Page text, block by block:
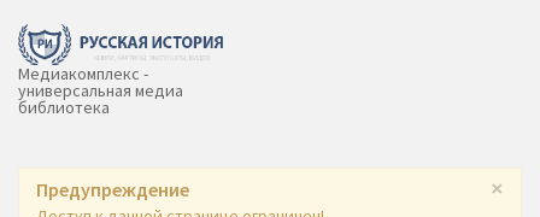
Медиакомплекс -
универсальная медиа
библиотека
×
Предупреждение